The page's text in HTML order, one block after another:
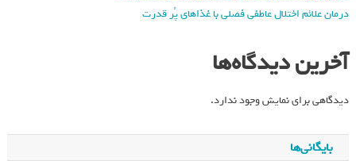
درمان علائم اختلال عاطفی فصلی با غذاهای پُر قدرت
آخرین دیدگاه‌ها
دیدگاهی برای نمایش وجود ندارد.
بایگانی‌ها